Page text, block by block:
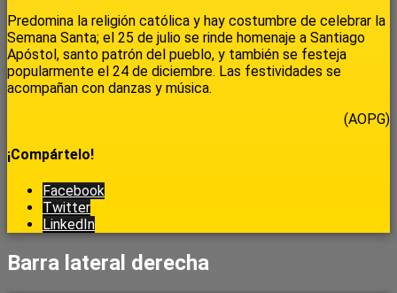
Predomina la religión católica y hay costumbre de celebrar la
Semana Santa; el 25 de julio se rinde homenaje a Santiago
Apóstol, santo patrón del pueblo, y también se festeja
popularmente el 24 de diciembre. Las festividades se
acompañan con danzas y música.
(AOPG)
¡Compártelo!
Facebook
Twitter
LinkedIn
Barra lateral derecha